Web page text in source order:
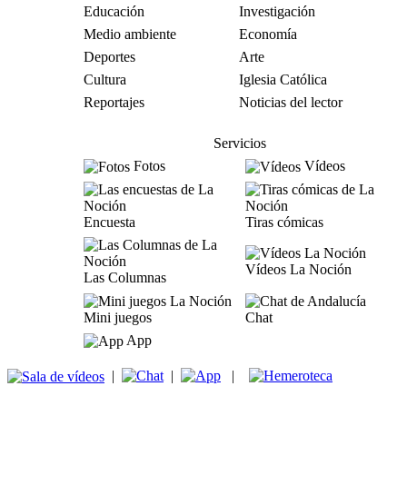
Educación
Investigación
Medio ambiente
Economía
Deportes
Arte
Cultura
Iglesia Católica
Reportajes
Noticias del lector
Servicios
Fotos
Vídeos
Encuesta Tiras cómicas
Las Columnas
Vídeos La Noción
Mini juegos
Chat
App
| | |